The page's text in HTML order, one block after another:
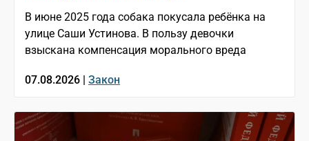
В июне 2025 года собака покусала ребёнка на
улице Саши Устинова. В пользу девочки
взыскана компенсация морального вреда
07.08.2026 | Закон